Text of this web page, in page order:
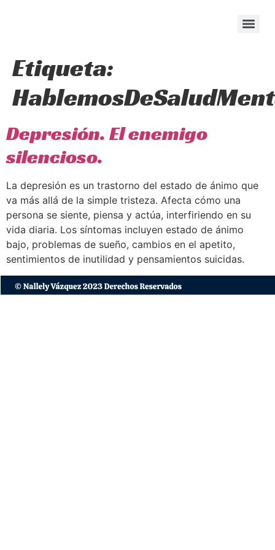
Etiqueta:
Depresión. El enemigo
silencioso.
La depresión es un trastorno del estado de ánimo que
va más allá de la simple tristeza. Afecta cómo una
persona se siente, piensa y actúa, interfiriendo en su
vida diaria. Los síntomas incluyen estado de ánimo
bajo, problemas de sueño, cambios en el apetito,
sentimientos de inutilidad y pensamientos suicidas.